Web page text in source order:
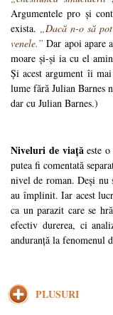
Argumentele pro și
exista. „Dacă n-o să
venele.” Dar apoi apare
moare și-și ia cu el
Și acest argument îi
lume fără Julian Barnes
dar cu Julian Barnes.)
Niveluri de viațăeste o
putea fi comentată
nivel de roman. Deși nu
au împlinit. Iar acest
ca un parazit care se
efectiv durerea, ci
anduranță la fenomenul
PLUSURI